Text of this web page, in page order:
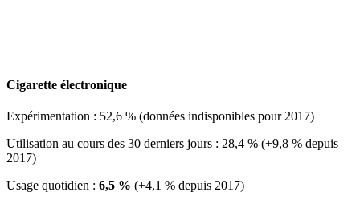
Cigarette électronique
Expérimentation : 52,6 % (données indisponibles pour 2017)
Utilisation au cours des 30 derniers jours : 28,4 % (+9,8 % depuis
2017)
Usage quotidien : 6,5 % (+4,1 % depuis 2017)